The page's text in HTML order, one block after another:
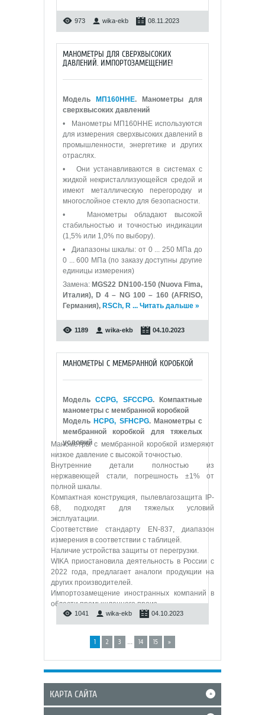
973 wika-ekb 08.11.2023
МАНОМЕТРЫ ДЛЯ СВЕРХВЫСОКИХ
ДАВЛЕНИЙ. ИМПОРТОЗАМЕЩЕНИЕ!
Модель МП160ННЕ. Манометры для
сверхвысоких давлений
• Манометры МП160ННЕ используются
для измерения сверхвысоких давлений в
промышленности, энергетике и других
отраслях.
• Они устанавливаются в системах с
жидкой некристаллизующейся средой и
имеют металлическую перегородку и
многослойное стекло для безопасности.
• Манометры обладают высокой
стабильностью и точностью индикации
(1,5% или 1,0% по выбору).
• Диапазоны шкалы: от 0 ... 250 МПа до
0 ... 600 МПа (по заказу доступны другие
единицы измерения)
Замена: MGS22 DN100-150 (Nuova Fima,
Италия), D 4 – NG 100 – 160 (AFRISO,
Германия), RSCh, R ... Читать дальше »
1189 wika-ekb 04.10.2023
МАНОМЕТРЫ С МЕМБРАННОЙ КОРОБКОЙ
МодельCCPG, SFCCPG. Компактные
манометры с мембранной коробкой
Модель HCPG, SFHCPG. Манометры с
мембранной коробкой для тяжелых
условий
Манометры с мембранной коробкой измеряют
низкое давление с высокой точностью.
Внутренние детали полностью из
нержавеющей стали, погрешность ±1% от
полной шкалы.
Компактная конструкция, пылевлагозащита IP-
68, подходят для тяжелых условий
эксплуатации.
Соответствие стандарту EN-837, диапазон
измерения в соответствии с таблицей.
Наличие устройства защиты от перегрузки.
WIKA приостановила деятельность в России с
2022 года, предлагает аналоги продукции на
других производителей.
Импортозамещение иностранных компаний в
области промышленного произ...
1041 wika-ekb 04.10.2023
1 2 3 ... 14 15 »
КАРТА САЙТА +